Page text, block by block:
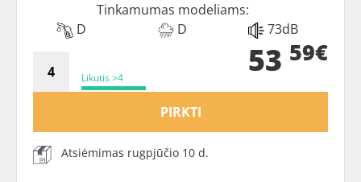
Tinkamumas modeliams:
D
D 73dB
Likutis >4 53 59€
PIRKTI
Atsiėmimas rugpjūčio 10 d.